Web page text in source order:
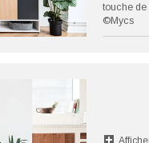
touche de
©Mycs